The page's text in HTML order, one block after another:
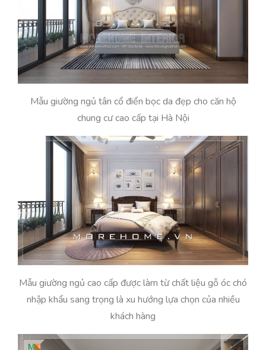
Mẫu giường ngủ tân cổ điển bọc da đẹp cho căn hộ
chung cư cao cấp tại Hà Nội
Mẫu giường ngủ cao cấp được làm từ chất liệu gỗ óc chó
nhập khẩu sang trọng là xu hướng lựa chọn của nhiều
khách hàng